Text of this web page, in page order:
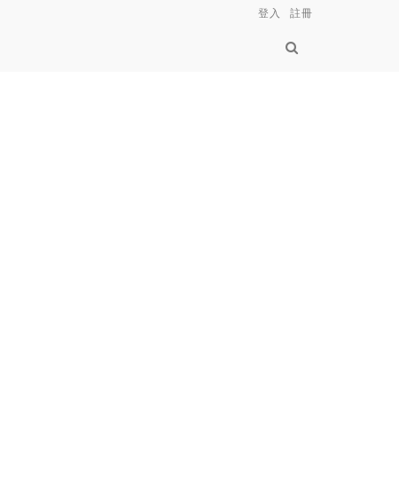
登入 註冊